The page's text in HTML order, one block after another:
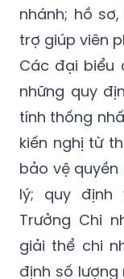
nhánh; hồ
trợ giúp viên
Các đại biểu
những quy
tính thống
kiến nghị từ
bảo vệ
lý; quy định
Trưởng Chi
giải thể chi
định số